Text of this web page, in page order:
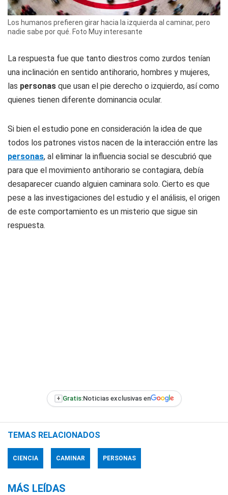
Los humanos prefieren girar hacia la izquierda al caminar, pero
nadie sabe por qué. Foto Muy interesante
La respuesta fue que tanto diestros como zurdos tenían
una inclinación en sentido antihorario, hombres y mujeres,
las personas que usan el pie derecho o izquierdo, así como
quienes tienen diferente dominancia ocular.
Si bien el estudio pone en consideración la idea de que
todos los patrones vistos nacen de la interacción entre las
personas, al eliminar la influencia social se descubrió que
para que el movimiento antihorario se contagiara, debía
desaparecer cuando alguien caminara solo. Cierto es que
pese a las investigaciones del estudio y el análisis, el origen
de este comportamiento es un misterio que sigue sin
respuesta.
+ Gratis:Noticias exclusivas en
TEMAS RELACIONADOS
CIENCIA CAMINAR PERSONAS
MÁS LEÍDAS